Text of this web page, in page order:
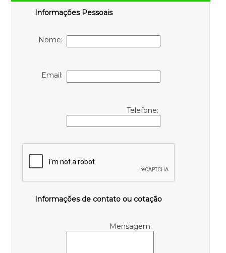
Informações Pessoais
Nome:
Email:
Telefone:
Informações de contato ou cotação
Mensagem: